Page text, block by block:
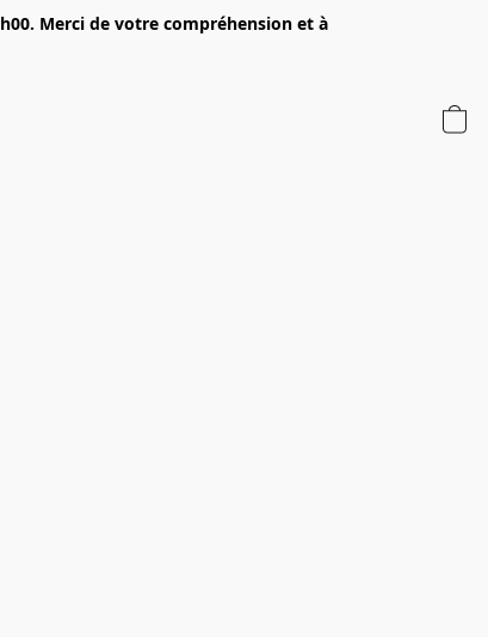
Merci de votre compréhension et à